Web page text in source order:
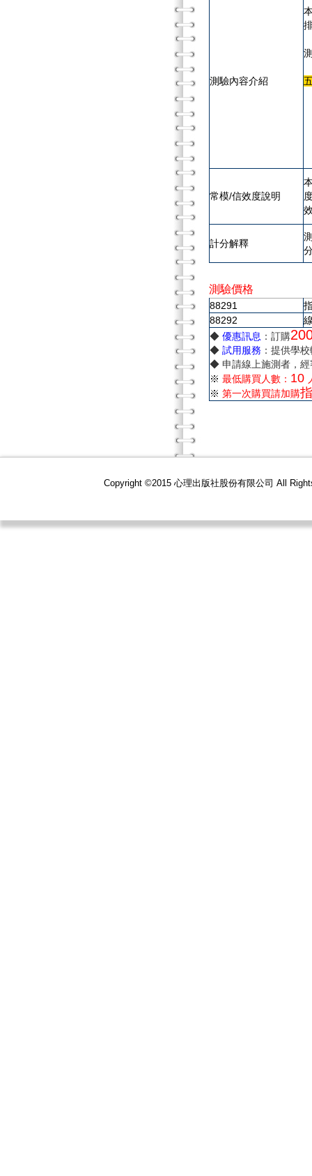
測驗內容介紹
常模/信效度說明
計分解釋
測驗價格
88291
88292
◆ 優惠訊息 ：訂購
◆ 試用服務 ：提供學
◆ 申請線上施測者，經
※ 最低購買人數： 10
※ 第一次購買請加購
Copyright ©2015 心理出版社股份有限公司 All